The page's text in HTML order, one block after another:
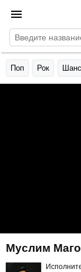
Поп Рок
Муслим